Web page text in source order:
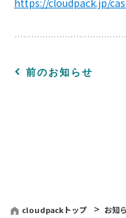
前のお知らせ
cloudpackトップ お知